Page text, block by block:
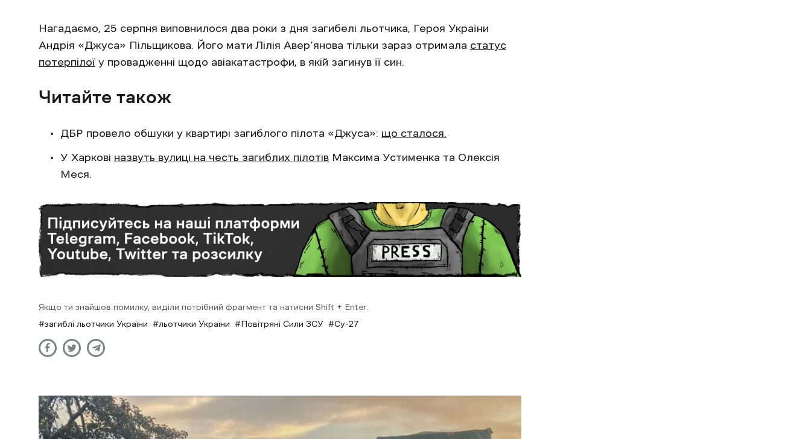
Нагадаємо, 25 серпня виповнилося два роки з дня загибелі льотчика, Героя України
Андрія «Джуса» Пільщикова. Його мати Лілія Авер’янова тільки зараз отримала статус
потерпілої у провадженні щодо авіакатастрофи, в якій загинув її син.
Читайте також
ДБР провело обшуки у квартирі загиблого пілота «Джуса»: що сталося.
У Харкові назвуть вулиці на честь загиблих пілотів Максима Устименка та Олексія
Меся.
Якщо ти знайшов помилку, виділи потрібний фрагмент та натисни Shift + Enter.
загиблі льотчики України
льотчики України Повітряні Сили ЗСУ Су-27